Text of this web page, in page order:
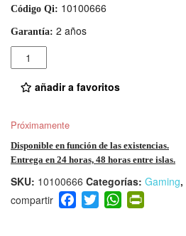
Código Qi: 10100666
Garantía: 2 años
Cantidad
añadir a favoritos
Próximamente
Disponible en función de las existencias.
Entrega en 24 horas, 48 horas entre islas.
SKU: 10100666 Categorías: Gaming,
F
a
T
wi
W
h